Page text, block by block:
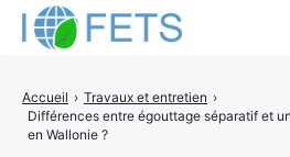
Accueil › Travaux et entretien ›
Différences entre égouttage séparatif et
en Wallonie ?
Actualités